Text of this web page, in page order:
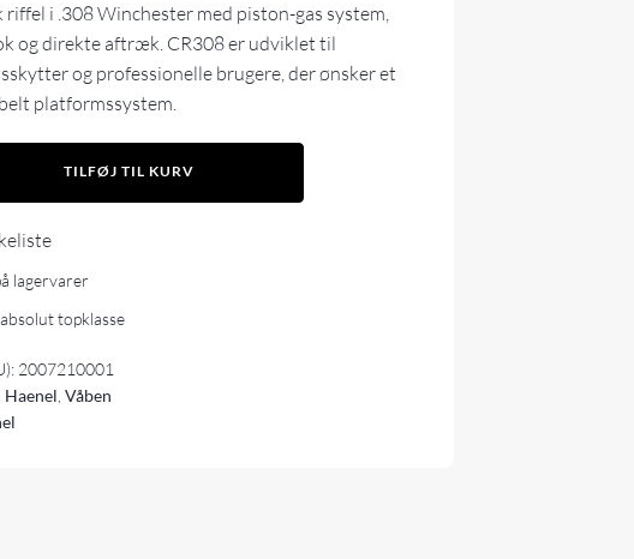
riffel i .308 Winchester med piston-gas system,
og direkte aftræk. CR308 er udviklet til
og professionelle brugere, der ønsker et
platformssystem.
TILFØJ TIL KURV
lagervarer
topklasse
2007210001
Haenel ,Våben